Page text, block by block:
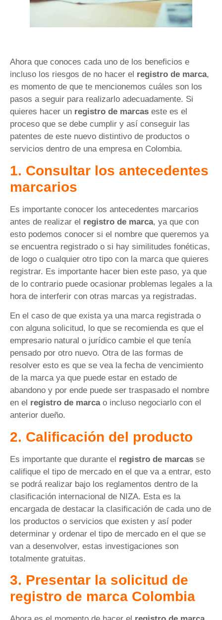
Ahora que conoces cada uno de los beneficios e
incluso los riesgos de no hacer el registro de marca,
es momento de que te mencionemos cuáles son los
pasos a seguir para realizarlo adecuadamente. Si
quieres hacer un registro de marcas este es el
proceso que se debe cumplir y así conseguir las
patentes de este nuevo distintivo de productos o
servicios dentro de una empresa en Colombia.
1. Consultar los antecedentes
marcarios
Es importante conocer los antecedentes marcarios
antes de realizar el registro de marca, ya que con
esto podemos conocer si el nombre que queremos ya
se encuentra registrado o si hay similitudes fonéticas,
de logo o cualquier otro tipo con la marca que quieres
registrar. Es importante hacer bien este paso, ya que
de lo contrario puede ocasionar problemas legales a la
hora de interferir con otras marcas ya registradas.
En el caso de que exista ya una marca registrada o
con alguna solicitud, lo que se recomienda es que el
empresario natural o jurídico cambie el que tenía
pensado por otro nuevo. Otra de las formas de
resolver esto es que se vea la fecha de vencimiento
de la marca ya que puede estar en estado de
abandono y por ende puede ser traspasado el nombre
en el registro de marcao incluso negociarlo con el
anterior dueño.
2. Calificación del producto
Es importante que durante el registro de marcas se
califique el tipo de mercado en el que va a entrar, esto
se podrá realizar bajo los reglamentos dentro de la
clasificación internacional de NIZA. Esta es la
encargada de destacar la clasificación de cada uno de
los productos o servicios que existen y así poder
determinar y ordenar el tipo de mercado en el que se
van a desenvolver, estas investigaciones son
totalmente gratuitas.
3. Presentar la solicitud de
registro de marca Colombia